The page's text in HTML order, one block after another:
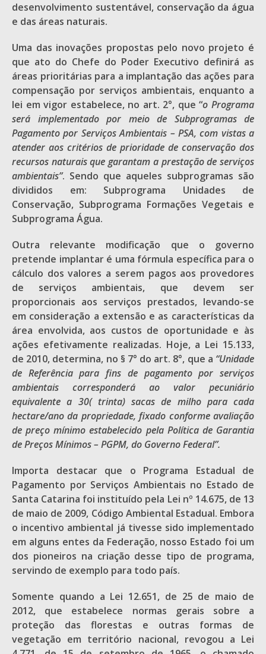
desenvolvimento sustentável, conservação da água
e das áreas naturais.
Uma das inovações propostas pelo novo projeto é
que ato do Chefe do Poder Executivo definirá as
áreas prioritárias para a implantação das ações para
compensação por serviços ambientais, enquanto a
lei em vigor estabelece, no art. 2°, que “o Programa
será implementado por meio de Subprogramas de
Pagamento por Serviços Ambientais – PSA, com vistas a
atender aos critérios de prioridade de conservação dos
recursos naturais que garantam a prestação de serviços
ambientais”. Sendo que aqueles subprogramas são
divididos em: Subprograma Unidades de
Conservação, Subprograma Formações Vegetais e
Subprograma Água.
Outra relevante modificação que o governo
pretende implantar é uma fórmula específica para o
cálculo dos valores a serem pagos aos provedores
de serviços ambientais, que devem ser
proporcionais aos serviços prestados, levando-se
em consideração a extensão e as características da
área envolvida, aos custos de oportunidade e às
ações efetivamente realizadas. Hoje, a Lei 15.133,
de 2010, determina, no § 7° do art. 8°, que a “Unidade
de Referência para fins de pagamento por serviços
ambientais corresponderá ao valor pecuniário
equivalente a 30( trinta) sacas de milho para cada
hectare/ano da propriedade, fixado conforme avaliação
de preço mínimo estabelecido pela Política de Garantia
de Preços Mínimos – PGPM, do Governo Federal”.
Importa destacar que o Programa Estadual de
Pagamento por Serviços Ambientais no Estado de
Santa Catarina foi instituído pela Lei nº 14.675, de 13
de maio de 2009, Código Ambiental Estadual. Embora
o incentivo ambiental já tivesse sido implementado
em alguns entes da Federação, nosso Estado foi um
dos pioneiros na criação desse tipo de programa,
servindo de exemplo para todo país.
Somente quando a Lei 12.651, de 25 de maio de
2012, que estabelece normas gerais sobre a
proteção das florestas e outras formas de
vegetação em território nacional, revogou a Lei